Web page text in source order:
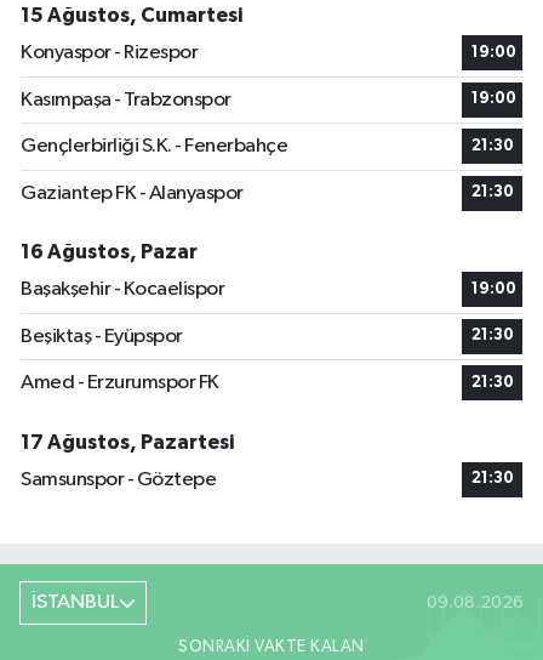
15 Ağustos, Cumartesi
Konyaspor - Rizespor
19:00
Kasımpaşa - Trabzonspor 19:00
Gençlerbirliği S.K. - Fenerbahçe 21:30
Gaziantep FK - Alanyaspor 21:30
16 Ağustos, Pazar
Başakşehir - Kocaelispor
19:00
Beşiktaş - Eyüpspor 21:30
Amed - Erzurumspor FK 21:30
17 Ağustos, Pazartesi
Samsunspor - Göztepe
21:30
İSTANBUL 09.08.2026
SONRAKI VAKTE KALAN